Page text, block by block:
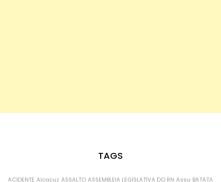
TAGS
ACIDENTE Alcaçuz ASSALTO ASSEMBLEIA LEGISLATIVA DO RN Assu BATATA